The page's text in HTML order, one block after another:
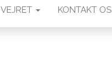
VEJRET KONTAKT OS